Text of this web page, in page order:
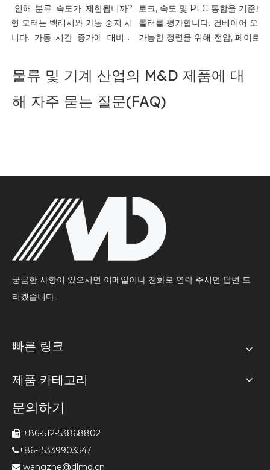
인해 분류 속도가 제한됩니까?
형 모터는 백래시와 가동 중지 시
니다. 가동 시간 증가에 대비해
토크, 속도 및 PLC 통합을 기준으
롤러를 평가합니다. 컨베이어 오류
가능한 정렬을 위해 전압, 페이로드
물류 및 기계 산업의 M&D 제품에 대
해 자주 묻는 질문(FAQ)
궁금한 사항이 있으시면 이메일이나 전화로 연락 주시면 답변 드
리겠습니다.
빠른 링크
제품 카테고리
문의하기
 +86-512-53868802
+86-15339903547
 wangzhe@dlmd.cn